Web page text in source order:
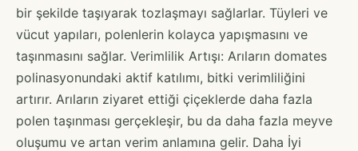
bir şekilde taşıyarak tozlaşmayı sağlarlar. Tüyleri ve
vücut yapıları, polenlerin kolayca yapışmasını ve
taşınmasını sağlar. Verimlilik Artışı: Arıların domates
polinasyonundaki aktif katılımı, bitki verimliliğini
artırır. Arıların ziyaret ettiği çiçeklerde daha fazla
polen taşınması gerçekleşir, bu da daha fazla meyve
oluşumu ve artan verim anlamına gelir. Daha İyi